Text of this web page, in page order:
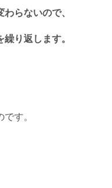
らないので、
り返します。
す。